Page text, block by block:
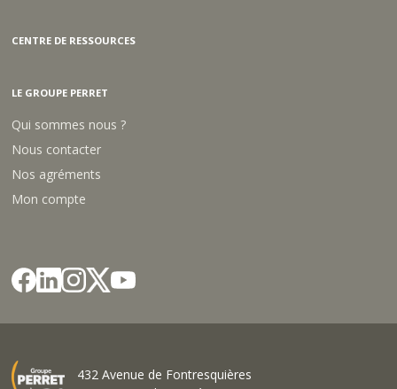
CENTRE DE RESSOURCES
LE GROUPE PERRET
Qui sommes nous ?
Nous contacter
Nos agréments
Mon compte
432 Avenue de Fontresquières